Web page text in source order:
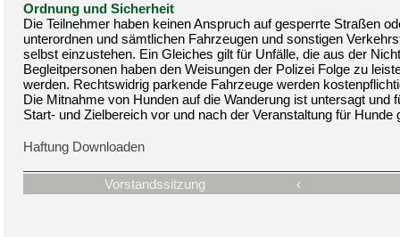
Ordnung und Sicherheit
Die Teilnehmer haben keinen Anspruch auf gesperrte Straßen
unterordnen und sämtlichen Fahrzeugen und sonstigen
selbst einzustehen. Ein Gleiches gilt für Unfälle, die aus der
Begleitpersonen haben den Weisungen der Polizei Folge zu
werden. Rechtswidrig parkende Fahrzeuge werden
Die Mitnahme von Hunden auf die Wanderung ist untersagt
Start- und Zielbereich vor und nach der Veranstaltung für Hunde
Haftung Downloaden
Vorstandssitzung ‹